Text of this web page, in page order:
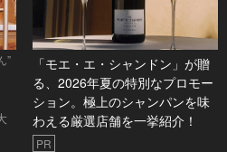
”
「モエ・エ・シャンドン」が贈
る、2026年夏の特別なプロモー
ション。極上のシャンパンを味
わえる厳選店舗を一挙紹介！
PR